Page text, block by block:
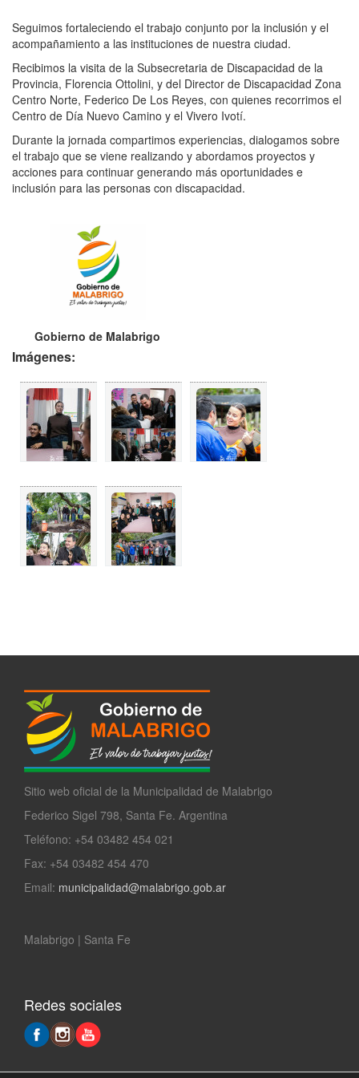
Seguimos fortaleciendo el trabajo conjunto por la inclusión y el
acompañamiento a las instituciones de nuestra ciudad.
Recibimos la visita de la Subsecretaria de Discapacidad de la
Provincia, Florencia Ottolini, y del Director de Discapacidad Zona
Centro Norte, Federico De Los Reyes, con quienes recorrimos el
Centro de Día Nuevo Camino y el Vivero Ivotí.
Durante la jornada compartimos experiencias, dialogamos sobre
el trabajo que se viene realizando y abordamos proyectos y
acciones para continuar generando más oportunidades e
inclusión para las personas con discapacidad.
Gobierno de Malabrigo
Imágenes:
Sitio web oficial de la Municipalidad de Malabrigo
Federico Sigel 798, Santa Fe. Argentina
Teléfono: +54 03482 454 021
Fax: +54 03482 454 470
Email: municipalidad@malabrigo.gob.ar
Malabrigo | Santa Fe
Redes sociales